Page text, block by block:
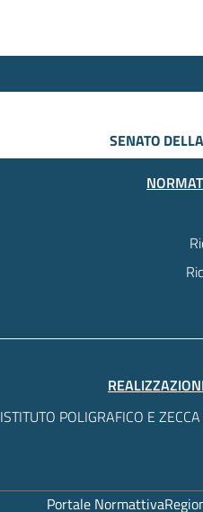
SENATO
ISTITUTO POLIGRAFICO E
Portale